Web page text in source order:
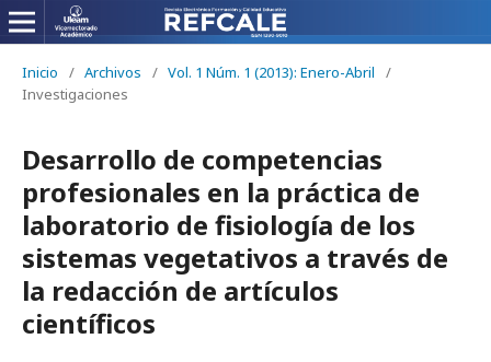
Inicio / Archivos / Vol. 1 Núm. 1 (2013): Enero-Abril
/
Investigaciones
Desarrollo de competencias
profesionales en la práctica de
laboratorio de fisiología de los
sistemas vegetativos a través de
la redacción de artículos
científicos